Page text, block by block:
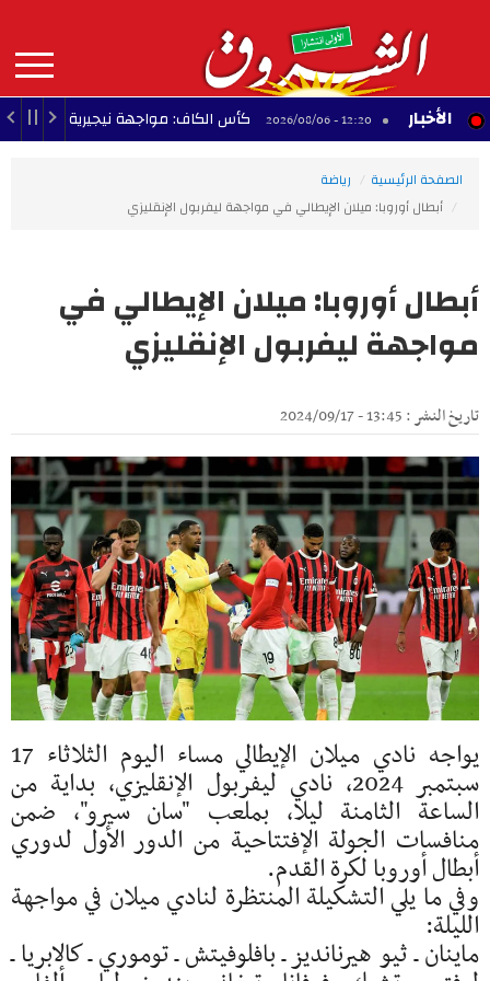
contenu
principal
MAIN
NAVIGATION الأخبار
12:20 - 2026/08/06 كأس الكاف: مواجهة نيجيرية في طريق
الصفحة الرئيسية
رياضة
أبطال أوروبا: ميلان الإيطالي في مواجهة ليفربول الإنقليزي
أبطال أوروبا: ميلان الإيطالي في
مواجهة ليفربول الإنقليزي
تاريخ النشر : 13:45 - 2024/09/17
يواجه نادي ميلان الإيطالي مساء اليوم الثلاثاء 17
سبتمبر 2024، نادي ليفربول الإنقليزي، بداية من
الساعة الثامنة ليلا، بملعب "سان سيرو"، ضمن
منافسات الجولة الإفتتاحية من الدور الأول لدوري
أبطال أوروبا لكرة القدم.
وفي ما يلي التشكيلة المنتظرة لنادي ميلان في مواجهة
الليلة:
ماينان ـ ثيو هيرنانديز ـ بافلوفيتش ـ توموري ـ كالابريا ـ